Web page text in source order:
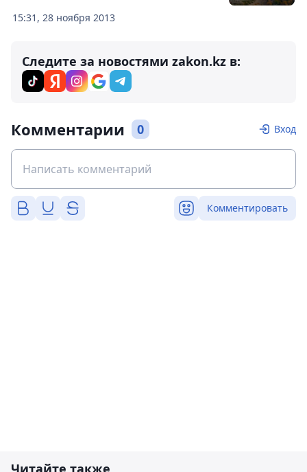
15:31, 28 ноября 2013
Следите за новостями zakon.kz в:
Комментарии 0 Вход
Комментировать
Читайте также